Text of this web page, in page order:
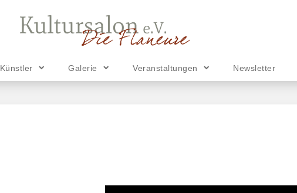
Künstler Galerie Veranstaltungen Newsletter